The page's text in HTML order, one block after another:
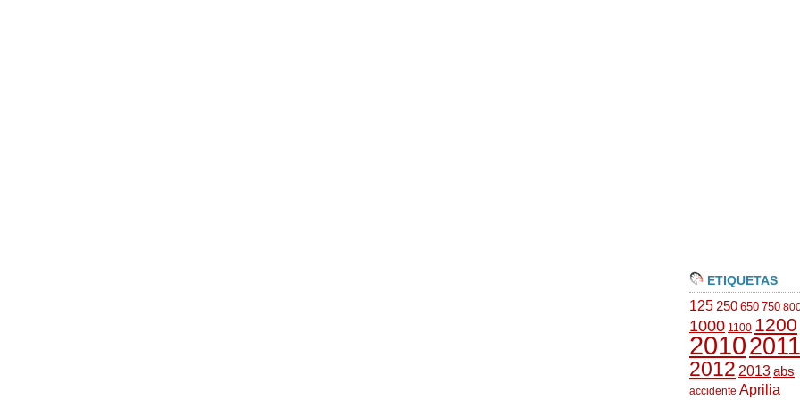
ETIQUETAS
125 250 650 750
1000 1100 1200
20102011
2012 2013abs
accidente Aprilia